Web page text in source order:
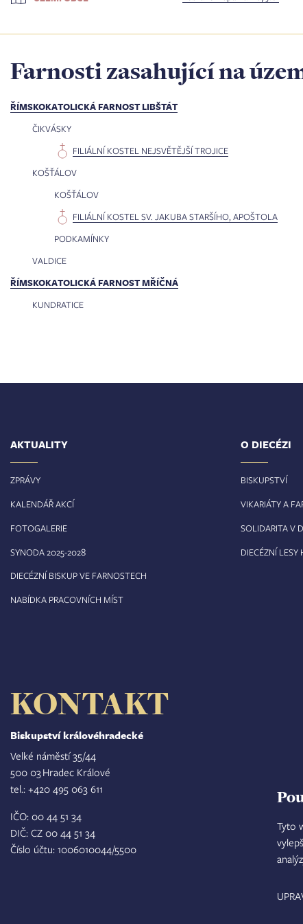
Tyto
Farnosti zasahující na
ŘÍMSKOKATOLICKÁ FARNOST LIBŠTÁT
ČIKVÁSKY
FILIÁLNÍ KOSTEL NEJSVĚTĚJŠÍ TROJICE
KOŠŤÁLOV
KOŠŤÁLOV
FILIÁLNÍ KOSTEL SV. JAKUBA STARŠÍHO, APOŠTOLA
PODKAMÍNKY
VALDICE
ŘÍMSKOKATOLICKÁ FARNOST MŘÍČNÁ
KUNDRATICE
AKTUALITY
ZPRÁVY
KALENDÁŘ AKCÍ
FOTOGALERIE
SYNODA 2025-2028
DIECÉZNÍ BISKUP VE FARNOSTECH
NABÍDKA PRACOVNÍCH MÍST
O DIECÉZI
BISKUPSTVÍ
VIKARIÁTY A
SOLIDARITA V
DIECÉZNÍ LESY
KONTAKT
Biskupství královéhradecké
Velké náměstí 35/44
500 03 Hradec Králové
tel.: +420 495 063 611
IČO: 00 44 51 34
DIČ: CZ 00 44 51 34
Číslo účtu: 1006010044/5500